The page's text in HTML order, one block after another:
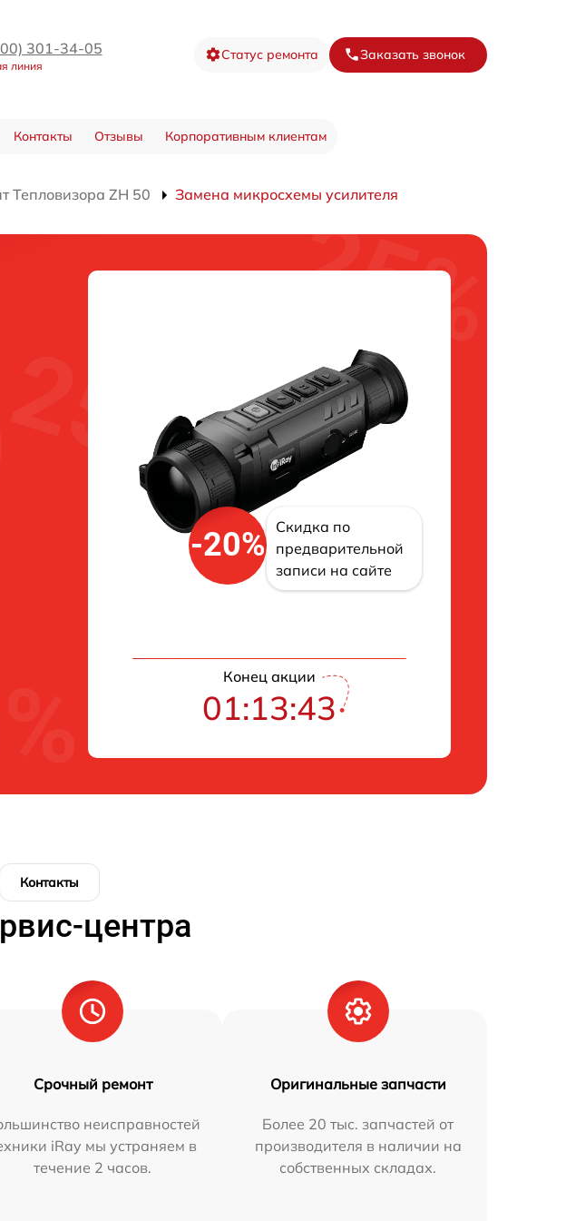
301-34-05
линия
Статус ремонта Заказать звонок
Контакты Отзывы Корпоративным клиентам
Тепловизора ZH 50 Замена микросхемы усилителя
-20%
Скидка по
предварительной
записи на сайте
Конец акции
01:13:42
Контакты
центра
Срочный ремонт
неисправностей
iRay мы устраняем в
течение 2 часов.
Оригинальные запчасти
Более 20 тыс. запчастей от
производителя в наличии на
собственных складах.